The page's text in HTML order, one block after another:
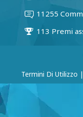
Termini Di Utilizzo |